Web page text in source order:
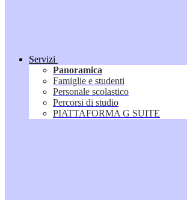
Servizi
Panoramica
Famiglie e studenti
Personale scolastico
Percorsi di studio
PIATTAFORMA G SUITE